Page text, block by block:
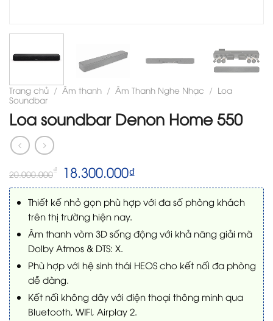
Trang chủ / Âm thanh / Âm Thanh Nghe Nhạc / Loa
Soundbar
Loa soundbar Denon Home 550
20.000.000₫ Giá
gốc
là:
20.000.000₫.
18.300.000₫
tại
là:
Thiết kế nhỏ gọn phù hợp với đa số phòng khách
trên thị trường hiện nay.
Âm thanh vòm 3D sống động với khả năng giải mã
Dolby Atmos & DTS: X.
Phù hợp với hệ sinh thái HEOS cho kết nối đa phòng
dễ dàng.
Kết nối không dây với điện thoại thông minh qua
Bluetooth, WIFI, Airplay 2.